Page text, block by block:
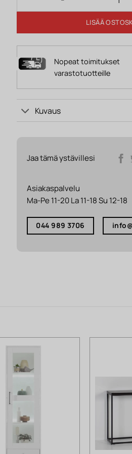
LISÄÄ
Nopeat toimitukset
varastotuotteille
Kuvaus
Jaa tämä ystävillesi
Asiakaspalvelu
Ma-Pe 11-20 La 11-18 Su 12-18
044 989 3706